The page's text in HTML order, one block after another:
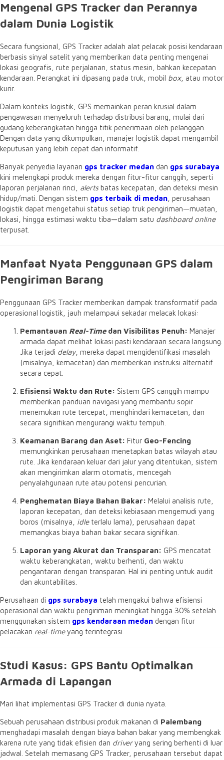
Mengenal GPS Tracker dan Perannya
dalam Dunia Logistik
Secara fungsional, GPS Tracker adalah alat pelacak posisi kendaraan
berbasis sinyal satelit yang memberikan data penting mengenai
lokasi geografis, rute perjalanan, status mesin, bahkan kecepatan
kendaraan. Perangkat ini dipasang pada truk, mobil box, atau motor
kurir.
Dalam konteks logistik, GPS memainkan peran krusial dalam
pengawasan menyeluruh terhadap distribusi barang, mulai dari
gudang keberangkatan hingga titik penerimaan oleh pelanggan.
Dengan data yang dikumpulkan, manajer logistik dapat mengambil
keputusan yang lebih cepat dan informatif.
Banyak penyedia layanan gps tracker medan dan gps surabaya
kini melengkapi produk mereka dengan fitur-fitur canggih, seperti
laporan perjalanan rinci, alertsbatas kecepatan, dan deteksi mesin
hidup/mati. Dengan sistem gps terbaik di medan , perusahaan
logistik dapat mengetahui status setiap truk pengiriman—muatan,
lokasi, hingga estimasi waktu tiba—dalam satu dashboard online
terpusat.
Manfaat Nyata Penggunaan GPS dalam
Pengiriman Barang
Penggunaan GPS Tracker memberikan dampak transformatif pada
operasional logistik, jauh melampaui sekadar melacak lokasi:
Pemantauan Real-Timedan Visibilitas Penuh: Manajer
armada dapat melihat lokasi pasti kendaraan secara langsung.
Jika terjadi delay, mereka dapat mengidentifikasi masalah
(misalnya, kemacetan) dan memberikan instruksi alternatif
secara cepat.
Efisiensi Waktu dan Rute: Sistem GPS canggih mampu
memberikan panduan navigasi yang membantu sopir
menemukan rute tercepat, menghindari kemacetan, dan
secara signifikan mengurangi waktu tempuh.
Keamanan Barang dan Aset: Fitur Geo-Fencing
memungkinkan perusahaan menetapkan batas wilayah atau
rute. Jika kendaraan keluar dari jalur yang ditentukan, sistem
akan mengirimkan alarm otomatis, mencegah
penyalahgunaan rute atau potensi pencurian.
Penghematan Biaya Bahan Bakar: Melalui analisis rute,
laporan kecepatan, dan deteksi kebiasaan mengemudi yang
boros (misalnya, idleterlalu lama), perusahaan dapat
memangkas biaya bahan bakar secara signifikan.
Laporan yang Akurat dan Transparan: GPS mencatat
waktu keberangkatan, waktu berhenti, dan waktu
pengantaran dengan transparan. Hal ini penting untuk audit
dan akuntabilitas.
Perusahaan di gps surabaya telah mengakui bahwa efisiensi
operasional dan waktu pengiriman meningkat hingga 30% setelah
menggunakan sistem gps kendaraan medan dengan fitur
pelacakan real-timeyang terintegrasi.
Studi Kasus: GPS Bantu Optimalkan
Armada di Lapangan
Mari lihat implementasi GPS Tracker di dunia nyata.
Sebuah perusahaan distribusi produk makanan di Palembang
menghadapi masalah dengan biaya bahan bakar yang membengkak
karena rute yang tidak efisien dan driveryang sering berhenti di luar
jadwal. Setelah memasang GPS Tracker, perusahaan tersebut dapat